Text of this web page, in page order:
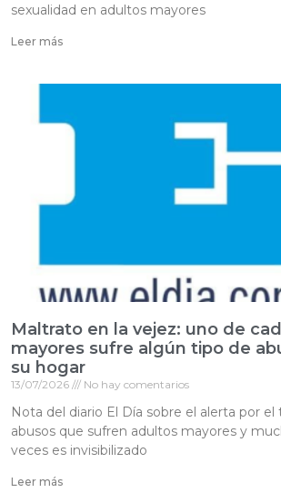
sexualidad en adultos mayores
Leer más
Maltrato en la vejez: uno de
mayores sufre algún tipo de
su hogar
13/07/2026 No hay comentarios
Nota del diario El Día sobre el alerta por el
abusos que sufren adultos mayores y
veces es invisibilizado
Leer más